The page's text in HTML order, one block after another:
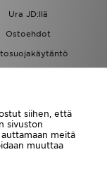
Ura JD:llä
Ostoehdot
JD Blog
siihen, että
sivuston
meitä
muuttaa